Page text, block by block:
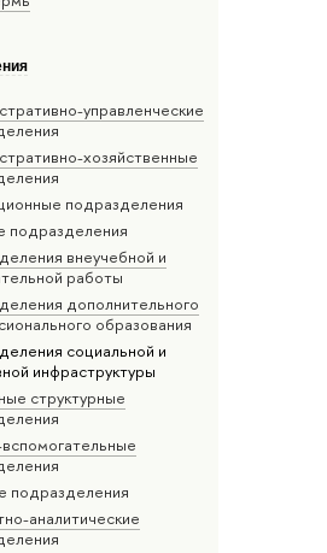
управленческие
хозяйственные
подразделения
подразделения
внеучебной и
работы
дополнительного
образования
социальной и
инфраструктуры
структурные
подразделения
аналитические